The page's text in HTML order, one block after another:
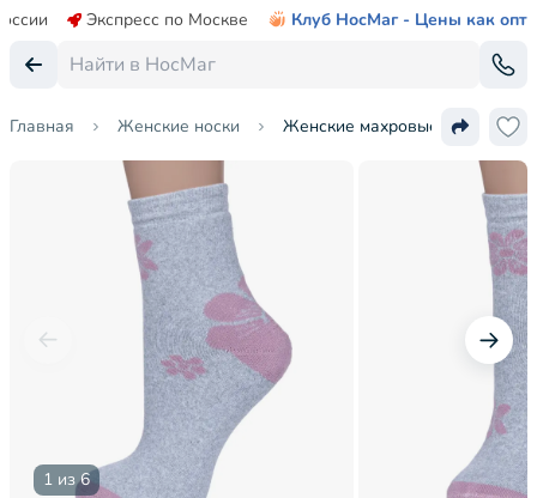
Экспресс по Москве Клуб НосМаг - Цены как опт
Главная Женские носки Женские махровые носки
1 из 6